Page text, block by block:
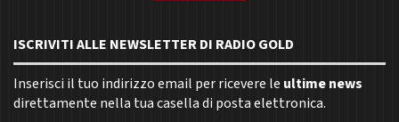
ISCRIVITI ALLE NEWSLETTER DI RADIO GOLD
Inserisci il tuo indirizzo email per ricevere le ultime news
direttamente nella tua casella di posta elettronica.